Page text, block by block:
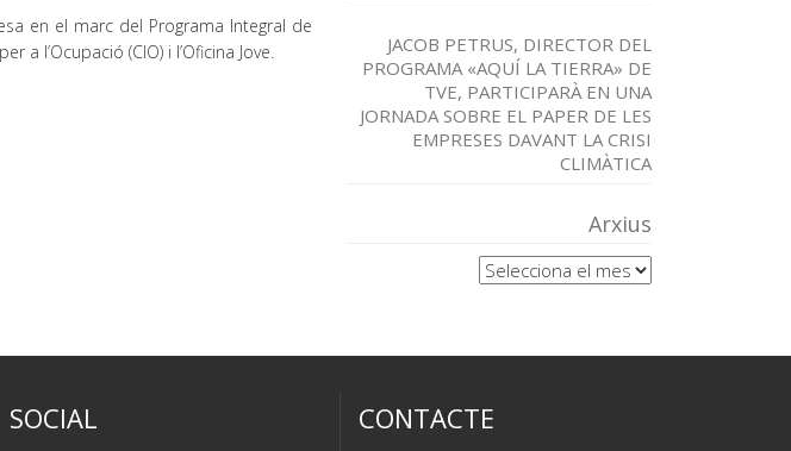
en el marc del Programa Integral de
a l’Ocupació (CIO) i l’Oficina Jove.
JACOB PETRUS, DIRECTOR DEL
PROGRAMA «AQUÍ LA TIERRA» DE
TVE, PARTICIPARÀ EN UNA
JORNADA SOBRE EL PAPER DE LES
EMPRESES DAVANT LA CRISI
CLIMÀTICA
Arxius
Arxius
SOCIAL CONTACTE